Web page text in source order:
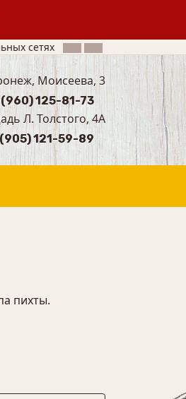
сетях
Моисеева, 3
(960) 125-81-73
Л. Толстого, 4А
121-59-89
пихты.